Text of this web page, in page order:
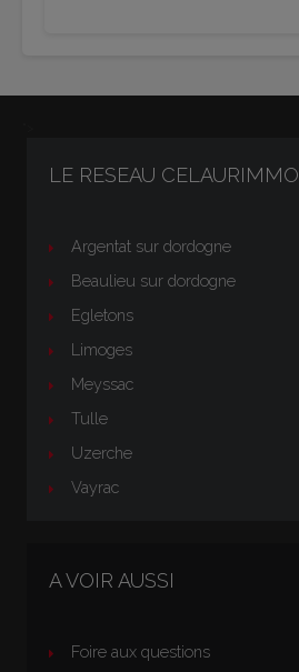
LE RESEAU CELAURIMMO
Argentat sur dordogne
Beaulieu sur dordogne
Egletons
Limoges
Meyssac
Tulle
Uzerche
Vayrac
A VOIR AUSSI
Foire aux questions